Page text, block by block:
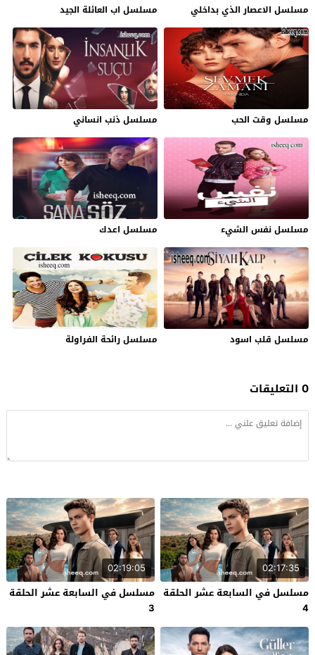
مسلسل الاعصار الذي بداخلي مسلسل اب العائلة الجيد
مسلسل وقت الحب مسلسل ذنب انساني
مسلسل نفس الشيء مسلسل اعدك
مسلسل قلب اسود مسلسل رائحة الفراولة
0 التعليقات
02:17:35
مسلسل في السابعة عشر الحلقة
4
02:19:05
مسلسل في السابعة عشر الحلقة
3